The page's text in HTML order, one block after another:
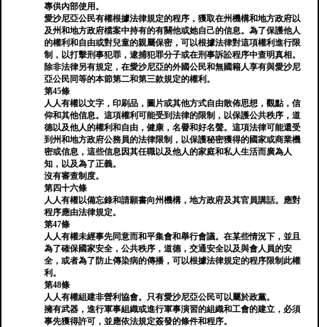
專供內部使用。
愛沙尼亞公民有權根據法律規定的程序，獲取在州機構和地方政府以
及州和地方政府檔案中持有的有關他或她自己的信息。為了保護他人
的權利和自由或對兒童的親屬保密，可以根據法律對這項權利進行限
制，以打擊刑事犯罪，逮捕犯罪分子或在刑事訴訟程序中查明真相。
除非法律另有規定，在愛沙尼亞的外國公民和無國籍人享有與愛沙尼
亞公民同等的本節第二和第三款規定的權利。
第45條
人人有權以文字，印刷品，圖片或其他方式自由散佈思想，觀點，信
仰和其他信息。這項權利可能受到法律的限制，以保護公共秩序，道
德以及他人的權利和自由，健康，名譽和好名聲。這項法律可能還受
到州和地方政府公務員的法律限制，以保護秘密獲得的國家或商業機
密或信息，這些信息因其任職以及他人的家庭和私人生活而廣為人
知，以及為了正義。
沒有審查制度。
第四十六條
人人有權以備忘錄和請願書向州機構，地方政府及其官員講話。應對
程序應由法律規定。
第47條
人人有權未經事先同意而和平集會和舉行會議。在某些情況下，並且
為了確保國家安全，公共秩序，道德，交通安全以及與會人員的安
全，或者為了防止傳染病的傳播，可以根據法律規定的程序限制此權
利。
第48條
人人有權組建非營利協會。只有愛沙尼亞公民可以屬於政黨。
擁有武器，進行軍事組織或進行軍事演習的組織和工會的建立，必須
事先獲得許可，並應依法規定簽發的條件和程序。